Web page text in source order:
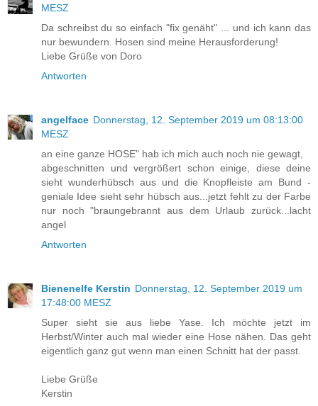
MESZ
Da schreibst du so einfach "fix genäht" ... und ich kann das
nur bewundern. Hosen sind meine Herausforderung!
Liebe Grüße von Doro
Antworten
angelface Donnerstag, 12. September 2019 um 08:13:00
MESZ
an eine ganze HOSE" hab ich mich auch noch nie gewagt,
abgeschnitten und vergrößert schon einige, diese deine
sieht wunderhübsch aus und die Knopfleiste am Bund -
geniale Idee sieht sehr hübsch aus...jetzt fehlt zu der Farbe
nur noch "braungebrannt aus dem Urlaub zurück...lacht
angel
Antworten
Bienenelfe Kerstin Donnerstag, 12. September 2019 um
17:48:00 MESZ
Super sieht sie aus liebe Yase. Ich möchte jetzt im
Herbst/Winter auch mal wieder eine Hose nähen. Das geht
eigentlich ganz gut wenn man einen Schnitt hat der passt.
Liebe Grüße
Kerstin